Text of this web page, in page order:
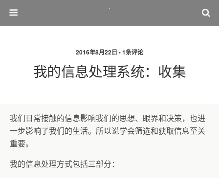
2016年8月22日 • 1条评论
我的信息处理系统：收集
我们日常接触的信息影响我们的思想、眼界和决策，也进
一步影响了我们的生活。所以说学会筛选和获取信息至关
重要。
我的信息处理方式包括三部分：